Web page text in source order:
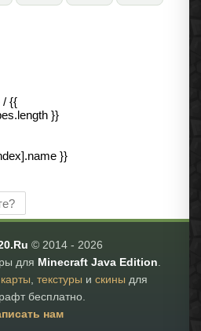
/ {{
}}
}}
© 2014 - 2026
для Minecraft Java Edition
карты текстуры и скины для
бесплатно.
нам